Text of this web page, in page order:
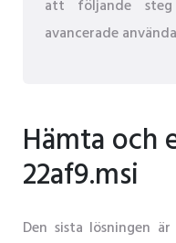
att följande
avancerade
Hämta och
22af9.msi
Den sista lösningen